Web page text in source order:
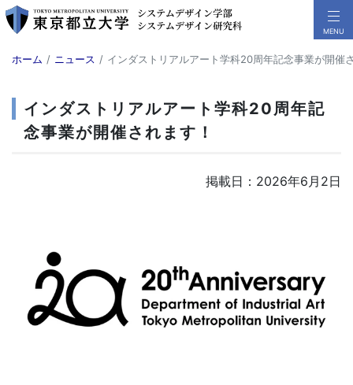
ホーム ニュース インダストリアルアート学科20周年記念事業が開催
インダストリアルアート学科20周年記
念事業が開催されます！
掲載日：2026年6月2日